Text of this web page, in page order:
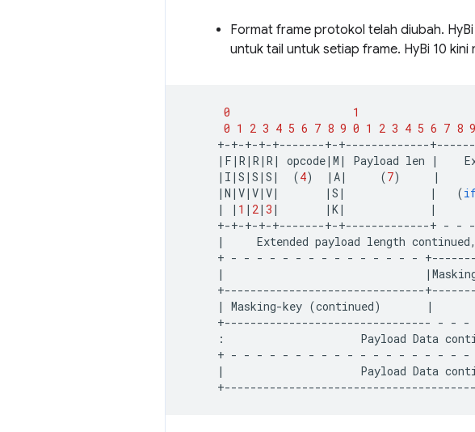
Format frame protokol telah diubah.
untuk tail untuk setiap frame. HyBi 10
0 1
0 1 2 3 4 5 6 7 8 9 0 1 2 3 4 5 6 7 8 9
| F | R | R | R | opcode| M | Payload len |
| I | S | S | S | (4) | A| (7) |
| N | V| V| V| | S | | (
|
| 1 | 2| 3 | | K| |
+-+-+-+-+-------+-+-------------+ - - -
|
Extended payload length continued,
+ - - - - - - - - - - - - - - -
|
|
|
Masking-key (continued) |
+-------------------------------- - - -
:
Payload Data
+ - - - - - - - - - - - - - - - - - - -
|
Payload Data